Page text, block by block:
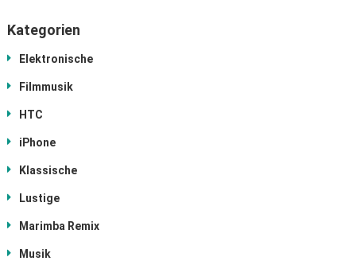
Kategorien
Elektronische
Filmmusik
HTC
iPhone
Klassische
Lustige
Marimba Remix
Musik